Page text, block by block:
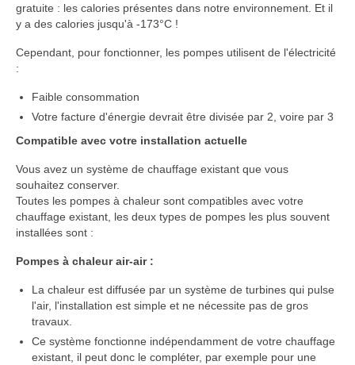
gratuite : les calories présentes dans notre environnement. Et il
y a des calories jusqu'à -173°C !
Cependant, pour fonctionner, les pompes utilisent de l'électricité
:
Faible consommation
Votre facture d'énergie devrait être divisée par 2, voire par 3
Compatible avec votre installation actuelle
Vous avez un système de chauffage existant que vous
souhaitez conserver.
Toutes les pompes à chaleur sont compatibles avec votre
chauffage existant, les deux types de pompes les plus souvent
installées sont :
Pompes à chaleur air-air :
La chaleur est diffusée par un système de turbines qui pulse
l'air, l'installation est simple et ne nécessite pas de gros
travaux.
Ce système fonctionne indépendamment de votre chauffage
existant, il peut donc le compléter, par exemple pour une